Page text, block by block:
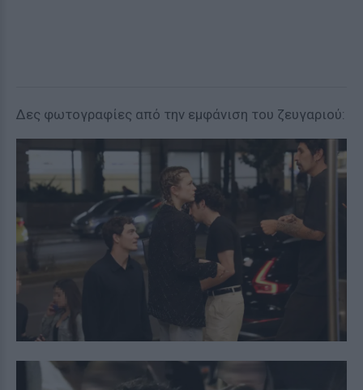
Δες φωτογραφίες από την εμφάνιση του ζευγαριού: